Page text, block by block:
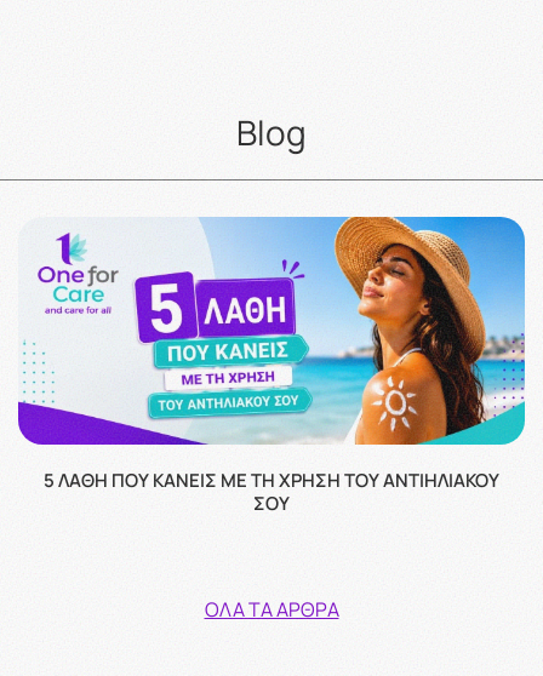
Blog
5 ΛΆΘΗ ΠΟΥ ΚΆΝΕΙΣ ΜΕ ΤΗ ΧΡΉΣΗ ΤΟΥ ΑΝΤΙΗΛΙΑΚΟΎ
ΣΟΥ
ΌΛΑ ΤΑ ΆΡΘΡΑ